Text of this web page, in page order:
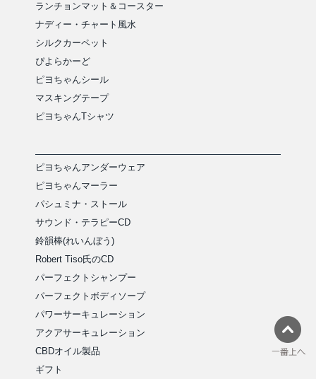
ランチョンマット＆コースター
ナディー・チャート風水
シルクカーペット
ぴよらかーど
ピヨちゃんシール
マスキングテープ
ピヨちゃんTシャツ
ピヨちゃんアンダーウェア
ピヨちゃんマーラー
パシュミナ・ストール
サウンド・テラピーCD
鈴韻棒(れいんぼう)
Robert Tiso氏のCD
パーフェクトシャンプー
パーフェクトボディソープ
パワーサーキュレーション
アクアサーキュレーション
CBDオイル製品
ギフト